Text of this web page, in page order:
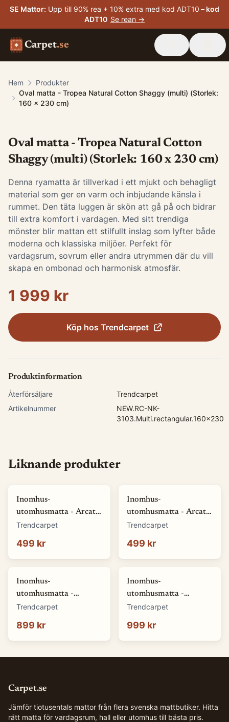
SE Mattor: Upp till 90% rea + 10% extra med kod ADT10 – kod
ADT10 Se rean →
Carpet.se
Hem
Produkter
Oval matta - Tropea Natural Cotton Shaggy (multi) (Storlek:
160 x 230 cm)
Oval matta - Tropea Natural Cotton
Shaggy (multi) (Storlek: 160 x 230 cm)
Denna ryamatta är tillverkad i ett mjukt och behagligt
material som ger en varm och inbjudande känsla i
rummet. Den täta luggen är skön att gå på och bidrar
till extra komfort i vardagen. Med sitt trendiga
mönster blir mattan ett stilfullt inslag som lyfter både
moderna och klassiska miljöer. Perfekt för
vardagsrum, sovrum eller andra utrymmen där du vill
skapa en ombonad och harmonisk atmosfär.
1 999 kr
Köp hos Trendcarpet
Produktinformation
Återförsäljare
Trendcarpet
Artikelnummer
NEW.RC-NK-
3103.Multi.rectangular.160x230
Liknande produkter
Inomhus-
utomhusmatta - Arcata
(blå) (Storlek: 80 x 150
Trendcarpet
499 kr
Inomhus-
utomhusmatta - Arcata
(röd) (Storlek: 80 x 150
Trendcarpet
499 kr
Inomhus-
utomhusmatta -
Winona (grå) (Storlek:
Trendcarpet
899 kr
Inomhus-
utomhusmatta -
Winona (orange)
Trendcarpet
999 kr
Carpet.se
Jämför tiotusentals mattor från flera svenska mattbutiker. Hitta
rätt matta för vardagsrum, hall eller utomhus till bästa pris.